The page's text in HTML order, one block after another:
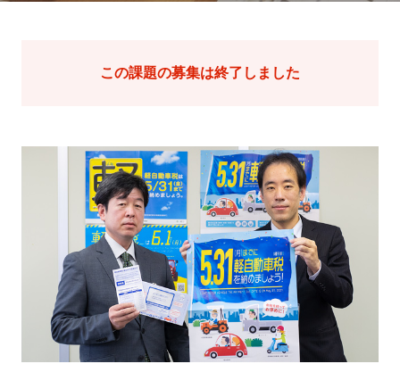
この課題の募集は終了しました